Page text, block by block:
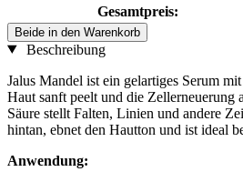
Gesamtpreis:
Beide in den Warenkorb
Beschreibung
Jalus Mandel ist ein gelartiges Serum
Haut sanft peelt und die Zellerneuerung
Säure stellt Falten, Linien und andere
hintan, ebnet den Hautton und ist ideal
Anwendung: